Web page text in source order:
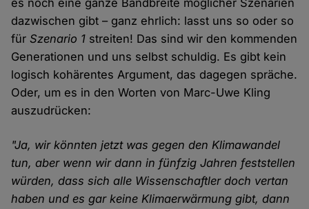
es noch eine ganze Bandbreite möglicher Szenarien
dazwischen gibt – ganz ehrlich: lasst uns so oder so
fürSzenario 1 streiten! Das sind wir den kommenden
Generationen und uns selbst schuldig. Es gibt kein
logisch kohärentes Argument, das dagegen spräche.
Oder, um es in den Worten von Marc-Uwe Kling
auszudrücken:
"Ja, wir könnten jetzt was gegen den Klimawandel
tun, aber wenn wir dann in fünfzig Jahren feststellen
würden, dass sich alle Wissenschaftler doch vertan
haben und es gar keine Klimaerwärmung gibt, dann